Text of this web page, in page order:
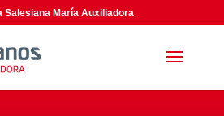
Salesiana María Auxiliadora